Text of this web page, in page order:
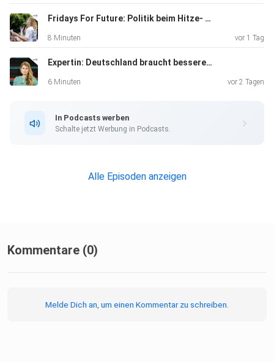
Fridays For Future: Politik beim Hitze- und Klimaschutz abwesend
8 Minuten vor 1 Tag
Expertin: Deutschland braucht bessere Drohnenabwehr
6 Minuten vor 2 Tagen
In Podcasts werben
Schalte jetzt Werbung in Podcasts.
Alle Episoden anzeigen
Kommentare (0)
Melde Dich an, um einen Kommentar zu schreiben.